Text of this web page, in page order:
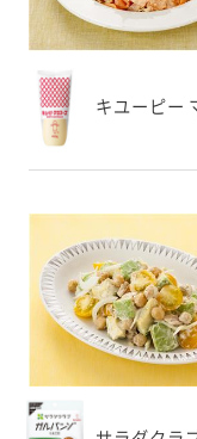
キユーピー